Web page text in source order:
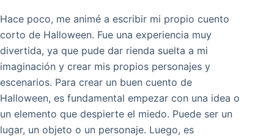
Hace poco, me animé a escribir mi propio cuento
corto de Halloween. Fue una experiencia muy
divertida, ya que pude dar rienda suelta a mi
imaginación y crear mis propios personajes y
escenarios. Para crear un buen cuento de
Halloween, es fundamental empezar con una idea o
un elemento que despierte el miedo. Puede ser un
lugar, un objeto o un personaje. Luego, es